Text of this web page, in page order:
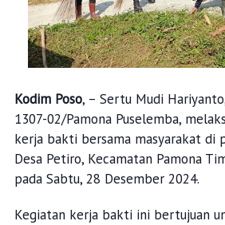
Kodim Poso, – Sertu Mudi
1307-02/Pamona Puselemba,
kerja bakti bersama masyarakat di
Desa Petiro, Kecamatan Pamona
pada Sabtu, 28 Desember 2024.
Kegiatan kerja bakti ini bertujuan